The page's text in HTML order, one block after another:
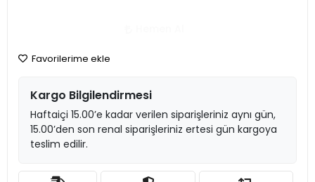
Favorilerime ekle
Kargo Bilgilendirmesi
Haftaiçi 15.00’e kadar verilen siparişleriniz aynı gün,
15.00’den son renal siparişleriniz ertesi gün kargoya
teslim edilir.